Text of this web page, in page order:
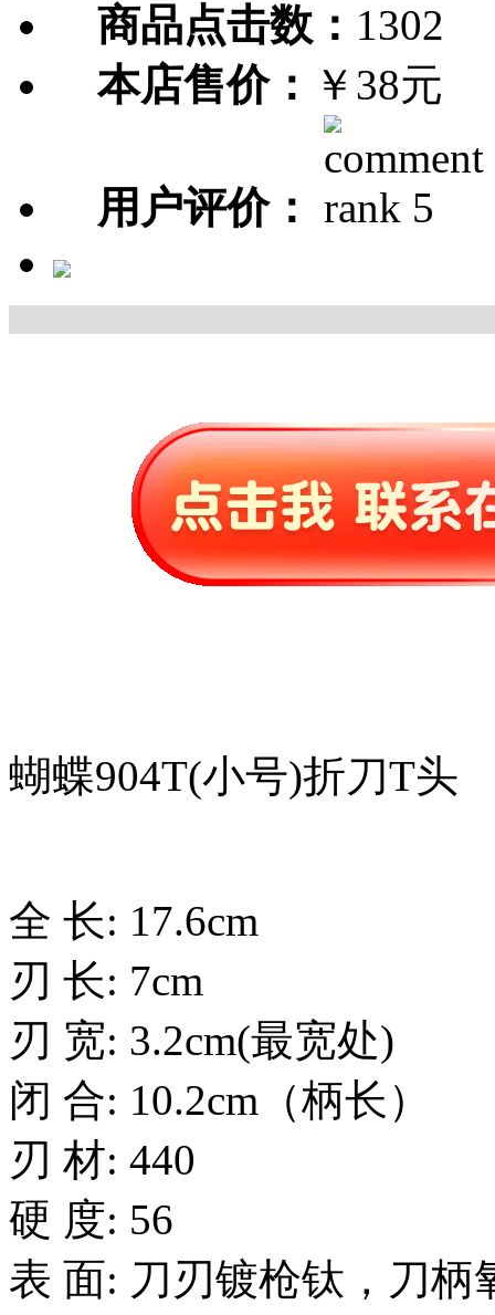
商品点击数： 1302
本店售价： ￥38元
用户评价：
蝴蝶904T(小号)折刀T头
全 长: 17.6cm
刃 长: 7cm
刃 宽: 3.2cm(最宽处)
闭 合: 10.2cm（柄长）
刃 材: 440
硬 度: 56
表 面: 刀刃镀枪钛，刀柄